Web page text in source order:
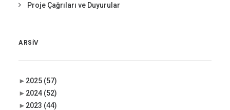
Proje Çağrıları ve Duyurular
ARSIV
► 2025 (57)
► 2024 (52)
► 2023 (44)